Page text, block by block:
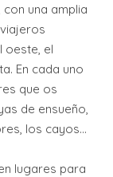
una amplia
oeste, el
En cada uno
que os
de ensueño,
los cayos...
lugares para